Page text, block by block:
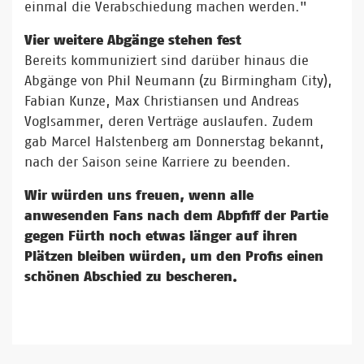
einmal die Verabschiedung machen werden."
Vier weitere Abgänge stehen fest
Bereits kommuniziert sind darüber hinaus die
Abgänge von Phil Neumann (zu Birmingham City),
Fabian Kunze, Max Christiansen und Andreas
Voglsammer, deren Verträge auslaufen. Zudem
gab Marcel Halstenberg am Donnerstag bekannt,
nach der Saison seine Karriere zu beenden.
Wir würden uns freuen, wenn alle
anwesenden Fans nach dem Abpfiff der Partie
gegen Fürth noch etwas länger auf ihren
Plätzen bleiben würden, um den Profis einen
schönen Abschied zu bescheren.